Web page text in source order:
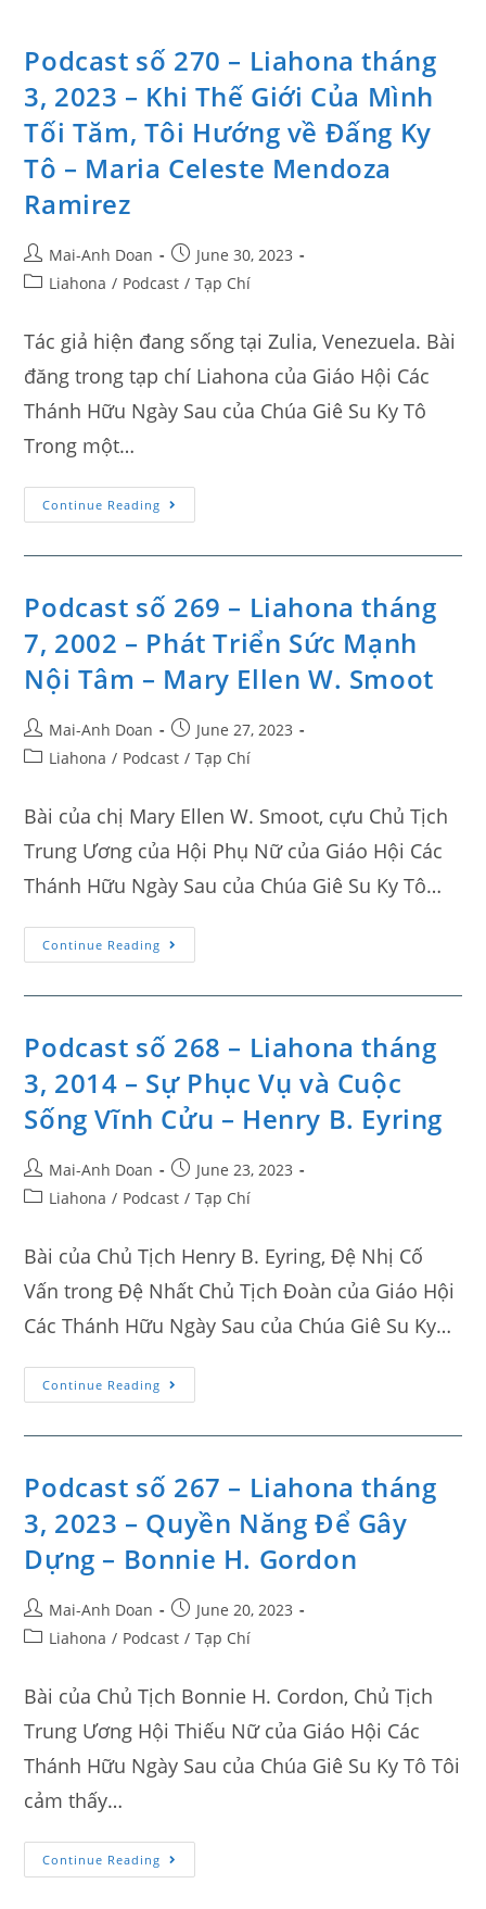
Podcast số 270 – Liahona tháng
3, 2023 – Khi Thế Giới Của Mình
Tối Tăm, Tôi Hướng về Đấng Ky
Tô – Maria Celeste Mendoza
Ramirez
Mai-Anh Doan
June 30, 2023
Liahona / Podcast / Tạp Chí
Tác giả hiện đang sống tại Zulia, Venezuela. Bài
đăng trong tạp chí Liahona của Giáo Hội Các
Thánh Hữu Ngày Sau của Chúa Giê Su Ky Tô
Trong một…
Continue Reading
Podcast số 269 – Liahona tháng
7, 2002 – Phát Triển Sức Mạnh
Nội Tâm – Mary Ellen W. Smoot
Mai-Anh Doan
June 27, 2023
Liahona / Podcast / Tạp Chí
Bài của chị Mary Ellen W. Smoot, cựu Chủ Tịch
Trung Ương của Hội Phụ Nữ của Giáo Hội Các
Thánh Hữu Ngày Sau của Chúa Giê Su Ky Tô…
Continue Reading
Podcast số 268 – Liahona tháng
3, 2014 – Sự Phục Vụ và Cuộc
Sống Vĩnh Cửu – Henry B. Eyring
Mai-Anh Doan
June 23, 2023
Liahona / Podcast / Tạp Chí
Bài của Chủ Tịch Henry B. Eyring, Đệ Nhị Cố
Vấn trong Đệ Nhất Chủ Tịch Đoàn của Giáo Hội
Các Thánh Hữu Ngày Sau của Chúa Giê Su Ky…
Continue Reading
Podcast số 267 – Liahona tháng
3, 2023 – Quyền Năng Để Gây
Dựng – Bonnie H. Gordon
Mai-Anh Doan
June 20, 2023
Liahona / Podcast / Tạp Chí
Bài của Chủ Tịch Bonnie H. Cordon, Chủ Tịch
Trung Ương Hội Thiếu Nữ của Giáo Hội Các
Thánh Hữu Ngày Sau của Chúa Giê Su Ky Tô Tôi
cảm thấy…
Continue Reading